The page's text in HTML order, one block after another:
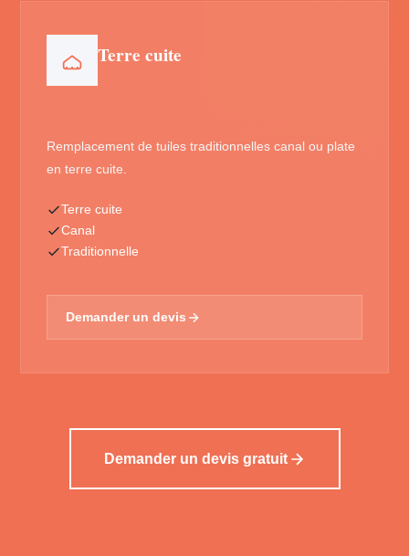
Terre cuite
Remplacement de tuiles traditionnelles canal ou plate
en terre cuite.
Terre cuite
Canal
Traditionnelle
Demander un devis
Demander un devis gratuit